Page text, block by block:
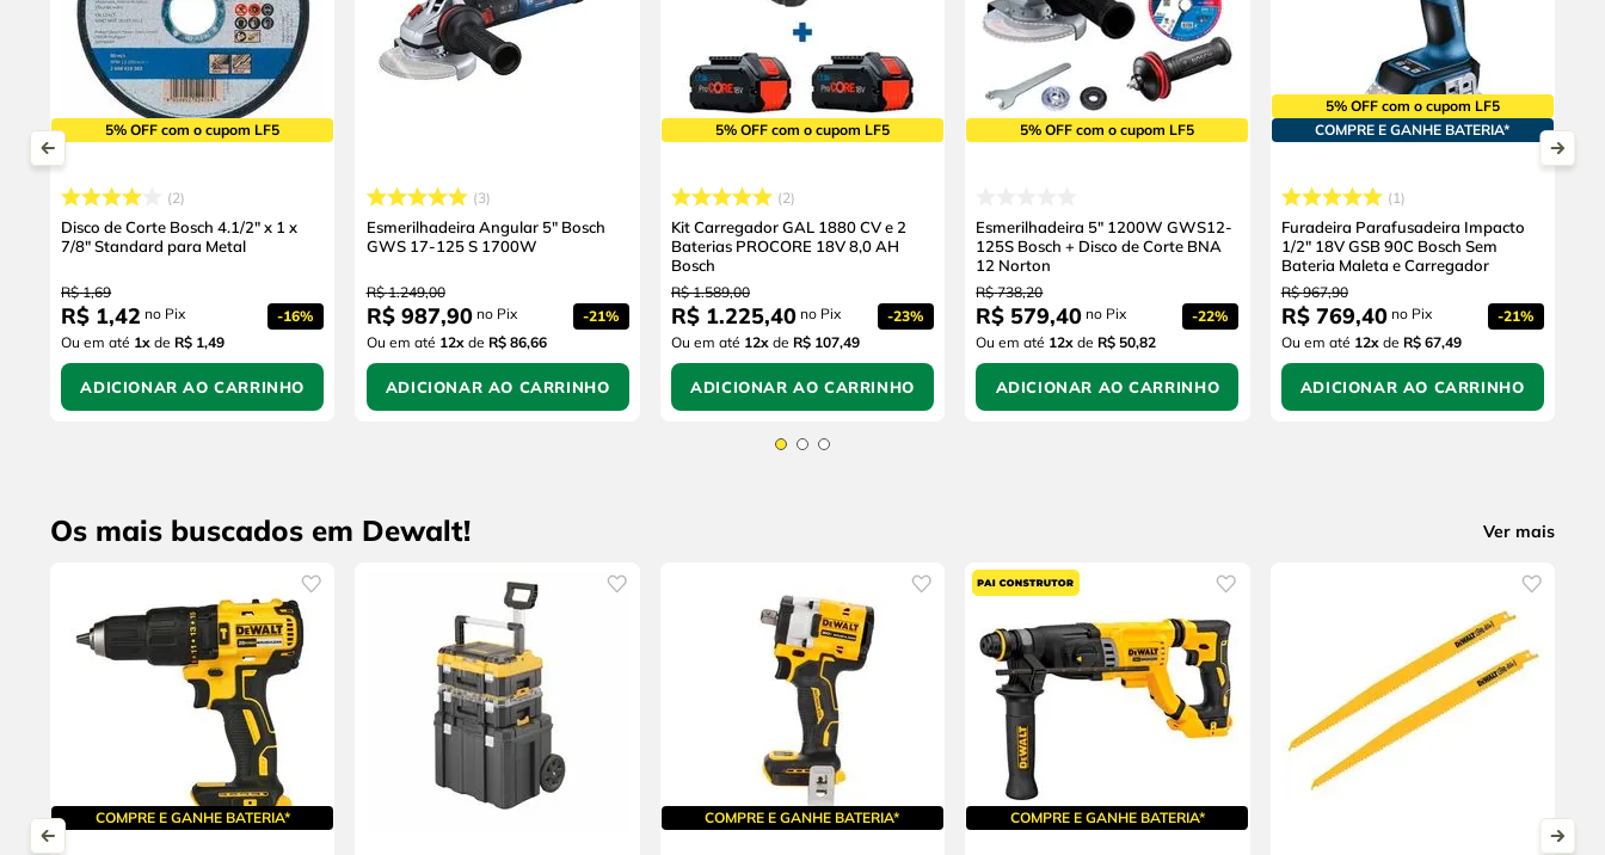
5% OFF com o cupom LF5
2
Disco de Corte Bosch 4.1/2" x 1 x
7/8" Standard para Metal
R$ 1,69
R$ 1,42 no Pix -16%
Ou em até 1x de R$ 1,49
ADICIONAR AO CARRINHO
3
Esmerilhadeira Angular 5" Bosch
GWS 17-125 S 1700W
R$ 1.249,00
R$ 987,90no Pix -21%
Ou em até 12xde R$ 86,66
ADICIONAR AO CARRINHO
5% OFF com o cupom LF5
2
Kit Carregador GAL 1880 CV e 2
Baterias PROCORE 18V 8,0 AH
Bosch
R$ 1.589,00
R$ 1.225,40no Pix -23%
Ou em até 12xde R$ 107,49
ADICIONAR AO CARRINHO
5% OFF com o cupom LF5
Esmerilhadeira 5" 1200W GWS12-
125S Bosch + Disco de Corte BNA
12 Norton
R$ 738,20
R$ 579,40 no Pix -22%
Ou em até 12x de R$ 50,82
ADICIONAR AO CARRINHO
5% OFF com o cupom LF5
COMPRE E GANHE BATERIA*
1
Furadeira Parafusadeira Impacto
1/2" 18V GSB 90C Bosch Sem
Bateria Maleta e Carregador
R$ 967,90
R$ 769,40no Pix -21%
Ou em até 12xde R$ 67,49
ADICIONAR AO CARRINHO
Os mais buscados em Dewalt! Ver mais
COMPRE E GANHE BATERIA* COMPRE E GANHE BATERIA* COMPRE E GANHE BATERIA*